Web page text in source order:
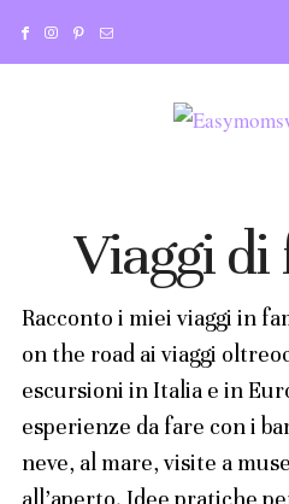
Viaggi
Racconto i miei viaggi in
on the road ai viaggi
escursioni in Italia e in
esperienze da fare con i
neve, al mare, visite a